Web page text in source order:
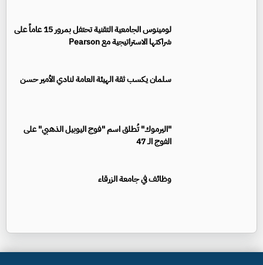
لومينوس الجامعية التقنية تحتفل بمرور 15 عاماً على
شراكتها الاستراتيجية مع Pearson
سلمان يكسب ثقة الهيئة العامة لنادي الأمير حسن
"اليرموك" تُطلق اسم "فوج اليوبيل الذهبي" على
الفوج الـ 47
وظائف في جامعة الزرقاء